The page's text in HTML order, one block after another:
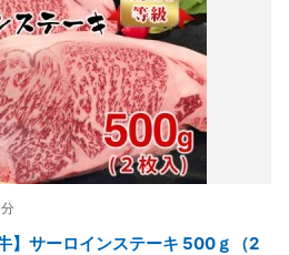
】サーロインステーキ 500ｇ（2